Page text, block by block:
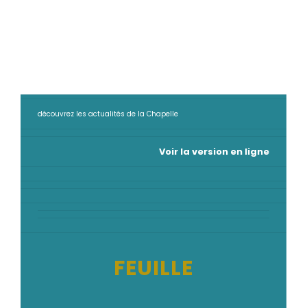
découvrez les actualités de la Chapelle
Voir la version en ligne
FEUILLE